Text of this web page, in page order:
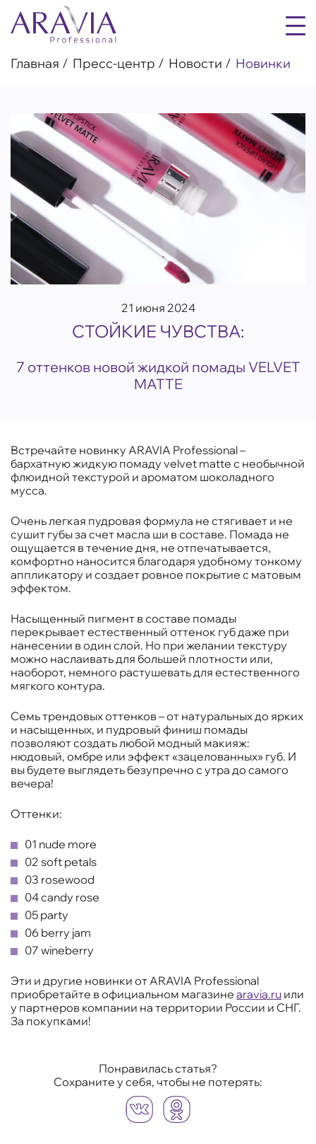
Главная Пресс-центр Новости Новинки
21 июня 2024
СТОЙКИЕ ЧУВСТВА:
7 оттенков новой жидкой помады VELVET
MATTE
Встречайте новинку ARAVIA Professional –
бархатную жидкую помаду velvet matte с необычной
флюидной текстурой и ароматом шоколадного
мусса.
Очень легкая пудровая формула не стягивает и не
сушит губы за счет масла ши в составе. Помада не
ощущается в течение дня, не отпечатывается,
комфортно наносится благодаря удобному тонкому
аппликатору и создает ровное покрытие с матовым
эффектом.
Насыщенный пигмент в составе помады
перекрывает естественный оттенок губ даже при
нанесении в один слой. Но при желании текстуру
можно наслаивать для большей плотности или,
наоборот, немного растушевать для естественного
мягкого контура.
Семь трендовых оттенков – от натуральных до ярких
и насыщенных, и пудровый финиш помады
позволяют создать любой модный макияж:
нюдовый, омбре или эффект «зацелованных» губ. И
вы будете выглядеть безупречно с утра до самого
вечера!
Оттенки:
01 nude more
02 soft petals
03 rosewood
04 candy rose
05 party
06 berry jam
07 wineberry
Эти и другие новинки от ARAVIA Professional
приобретайте в официальном магазине aravia.ru или
у партнеров компании на территории России и СНГ.
За покупками!
Понравилась статья?
Сохраните у себя, чтобы не потерять: